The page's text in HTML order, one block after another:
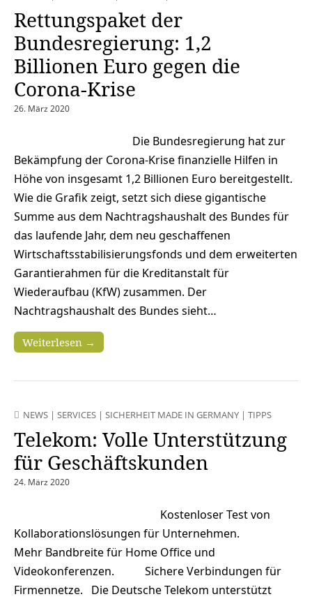
Rettungspaket der
Bundesregierung: 1,2
Billionen Euro gegen die
Corona-Krise
26. März 2020
Die Bundesregierung hat zur
Bekämpfung der Corona-Krise finanzielle Hilfen in
Höhe von insgesamt 1,2 Billionen Euro bereitgestellt.
Wie die Grafik zeigt, setzt sich diese gigantische
Summe aus dem Nachtragshaushalt des Bundes für
das laufende Jahr, dem neu geschaffenen
Wirtschaftsstabilisierungsfonds und dem erweiterten
Garantierahmen für die Kreditanstalt für
Wiederaufbau (KfW) zusammen. Der
Nachtragshaushalt des Bundes sieht…
Weiterlesen →
NEWS | SERVICES | SICHERHEIT MADE IN GERMANY | TIPPS
Telekom: Volle Unterstützung
für Geschäftskunden
24. März 2020
Kostenloser Test von
Kollaborationslösungen für Unternehmen.
Mehr Bandbreite für Home Office und
Videokonferenzen. Sichere Verbindungen für
Firmennetze. Die Deutsche Telekom unterstützt